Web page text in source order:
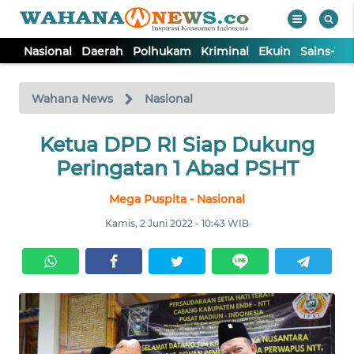
Nasional Daerah Polhukam Kriminal Ekuin Sains-
Wahana News Nasional
Ketua DPD RI Siap Dukung
Peringatan 1 Abad PSHT
Mega Puspita - Nasional
Kamis, 2 Juni 2022 - 10:43 WIB
TV
Tutup
NASIONAL
KRIMINAL
EKUIN